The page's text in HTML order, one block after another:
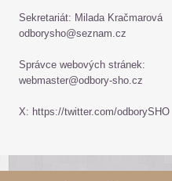
Sekretariát: Milada Kračmarová
odborysho@seznam.cz
Správce webových stránek:
webmaster@odbory-sho.cz
X: https://twitter.com/odborySHO